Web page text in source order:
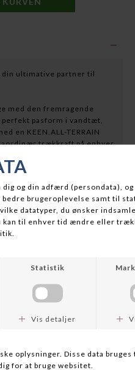
din ultimative partner til
med den fremragende
pasform i vandtæt,
en KEEN.ALL-TERRAIN
trækkraft på enhver
en tryg og behagelig
læder fra et LWG-
element. Eco Anti-
lugte væk, så du kan
bekymringer. Den originale
læder- og performance
bungee-lukning og en
svangstøtte sikrer komfort
mærkende